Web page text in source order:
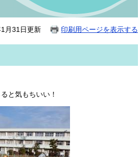
月31日更新 印刷用ページを表示する
と気もちいい！